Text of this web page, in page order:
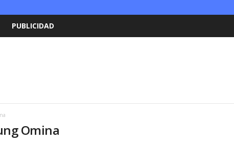
PUBLICIDAD
Omina